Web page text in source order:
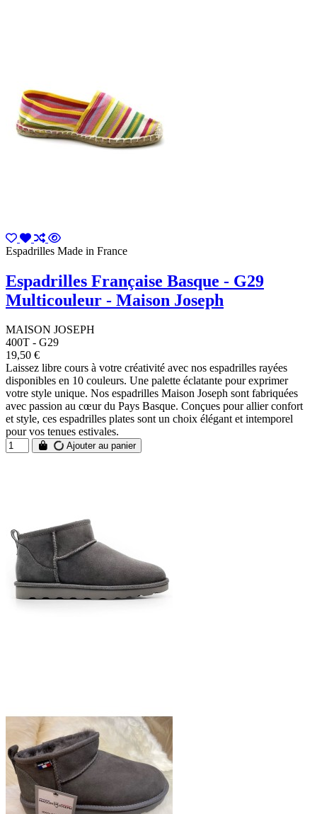
Espadrilles Made in France
Espadrilles Française Basque - G29
Multicouleur - Maison Joseph
MAISON JOSEPH
400T - G29
19,50 €
Laissez libre cours à votre créativité avec nos espadrilles rayées
disponibles en 10 couleurs. Une palette éclatante pour exprimer
votre style unique. Nos espadrilles Maison Joseph sont fabriquées
avec passion au cœur du Pays Basque. Conçues pour allier confort
et style, ces espadrilles plates sont un choix élégant et intemporel
pour vos tenues estivales.
Ajouter au panier